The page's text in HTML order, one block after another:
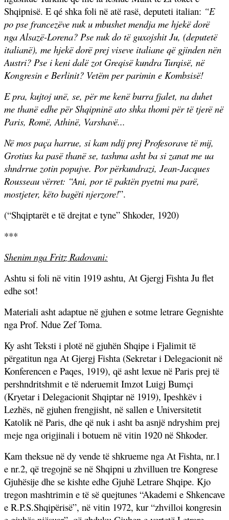
Shqipnisë. E qé shka foli në atë rasë, deputeti italian: “E
po pse francezëve nuk u mbushet mendja me hjekë dorë
nga Alsazë-Lorena? Pse nuk do të guxojshit Ju, (deputetë
italianë), me hjekë dorë prej viseve italiane që gjinden nën
Austri? Pse i keni dalë zot Greqisë kundra Turqisë, në
Kongresin e Berlinit? Vetëm per parimin e Kombsisë!
E pra, kujtoj unë, se, për me kenë burra fjalet, na duhet
me thanë edhe për Shqipninë ato shka thomi për të tjerë në
Paris, Romë, Athinë, Varshavë...
Në mos paça harrue, si kam ndij prej Profesorave të mij,
Grotius ka pasë thanë se, tashma asht ba si zanat me ua
shndrrue zotin popujve. Por përkundrazi, Jean-Jacques
Rousseau vërret: “Ani, por të paktën pyetni ma parë,
mostjeter, këto bagëti njerzore!”.
(“Shqiptarët e të drejtat e tyne” Shkoder, 1920)
***
Shenim nga Fritz Radovani:
Ashtu si foli në vitin 1919 ashtu, At Gjergj Fishta Ju flet
edhe sot!
Materiali asht adaptue në gjuhen e sotme letrare Gegnishte
nga Prof. Ndue Zef Toma.
Ky asht Teksti i plotë në gjuhën Shqipe i Fjalimit të
përgatitun nga At Gjergj Fishta (Sekretar i Delegacionit në
Konferencen e Paqes, 1919), që asht lexue në Paris prej të
pershndritshmit e të nderuemit Imzot Luigj Bumçi
(Kryetar i Delegacionit Shqiptar në 1919), Ipeshkëv i
Lezhës, në gjuhen frengjisht, në sallen e Universitetit
Katolik në Paris, dhe që nuk i asht ba asnjë ndryshim prej
meje nga origjinali i botuem në vitin 1920 në Shkoder.
Kam theksue në dy vende të shkrueme nga At Fishta, nr.1
e nr.2, që tregojnë se në Shqipni u zhvilluen tre Kongrese
Gjuhësije dhe se kishte edhe Gjuhë Letrare Shqipe. Kjo
tregon mashtrimin e të së quejtunes “Akademi e Shkencave
e R.P.S.Shqipërisë”, në vitin 1972, kur “zhvilloi kongresin